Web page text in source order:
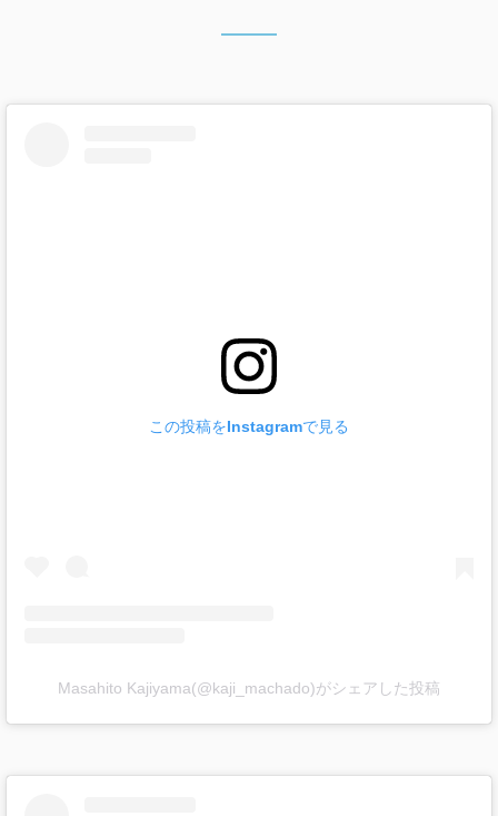
この投稿をInstagramで見る
Masahito Kajiyama(@kaji_machado)がシェアした投稿